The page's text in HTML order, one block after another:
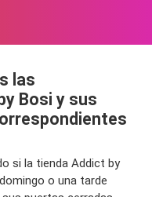
las
Bosi y sus
si la tienda Addict by
o una tarde